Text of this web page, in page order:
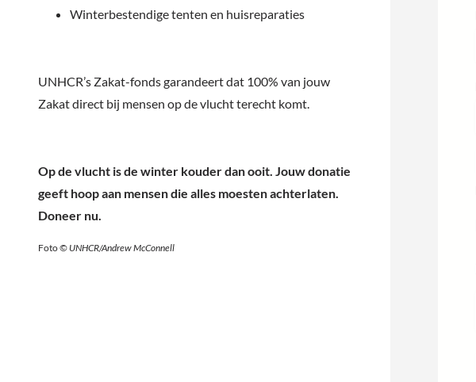
Winterbestendige tenten en huisreparaties
UNHCR’s Zakat-fonds garandeert dat 100% van jouw
Zakat direct bij mensen op de vlucht terecht komt.
Op de vlucht is de winter kouder dan ooit. Jouw donatie
geeft hoop aan mensen die alles moesten achterlaten.
Doneer nu.
Foto© UNHCR/Andrew McConnell